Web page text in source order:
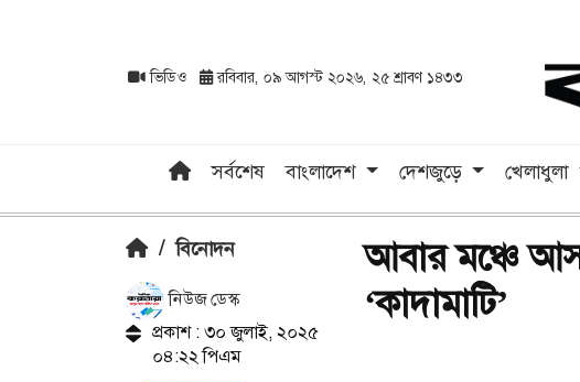
ভিডিও রবিবার, ০৯ আগস্ট ২০২৬, ২৫ শ্রাবণ ১৪৩৩
সর্বশেষ বাংলাদেশ দেশজুড়ে খেলাধুলা
/ বিনোদন
নিউজ ডেস্ক
প্রকাশ : ৩০ জুলাই, ২০২৫
০৪:২২ পিএম
আবার মঞ্চে
‘কাদামাটি’